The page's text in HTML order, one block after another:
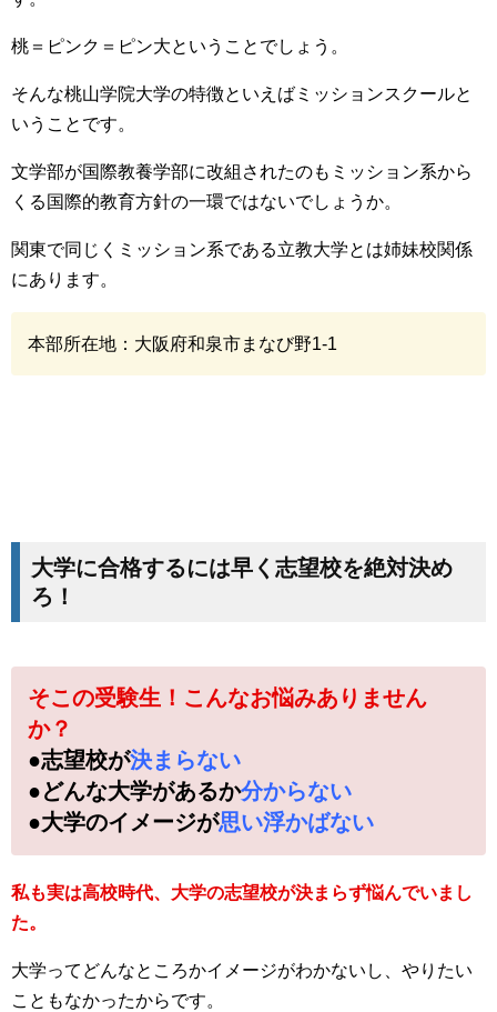
桃＝ピンク＝ピン大ということでしょう。
そんな桃山学院大学の特徴といえばミッションスクールと
いうことです。
文学部が国際教養学部に改組されたのもミッション系から
くる国際的教育方針の一環ではないでしょうか。
関東で同じくミッション系である立教大学とは姉妹校関係
にあります。
本部所在地：大阪府和泉市まなび野1-1
大学に合格するには早く志望校を絶対決め
ろ！
そこの受験生！こんなお悩みありません
か？
●志望校が決まらない
●どんな大学があるか分からない
●大学のイメージが思い浮かばない
私も実は高校時代、大学の志望校が決まらず悩んでいまし
た。
大学ってどんなところかイメージがわかないし、やりたい
こともなかったからです。